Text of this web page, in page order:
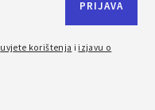
uvjete korištenja i izjavu o